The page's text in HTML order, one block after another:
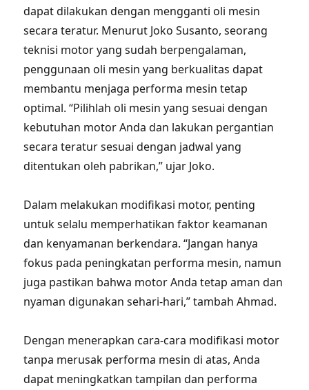
dapat dilakukan dengan mengganti oli mesin
secara teratur. Menurut Joko Susanto, seorang
teknisi motor yang sudah berpengalaman,
penggunaan oli mesin yang berkualitas dapat
membantu menjaga performa mesin tetap
optimal. “Pilihlah oli mesin yang sesuai dengan
kebutuhan motor Anda dan lakukan pergantian
secara teratur sesuai dengan jadwal yang
ditentukan oleh pabrikan,” ujar Joko.
Dalam melakukan modifikasi motor, penting
untuk selalu memperhatikan faktor keamanan
dan kenyamanan berkendara. “Jangan hanya
fokus pada peningkatan performa mesin, namun
juga pastikan bahwa motor Anda tetap aman dan
nyaman digunakan sehari-hari,” tambah Ahmad.
Dengan menerapkan cara-cara modifikasi motor
tanpa merusak performa mesin di atas, Anda
dapat meningkatkan tampilan dan performa